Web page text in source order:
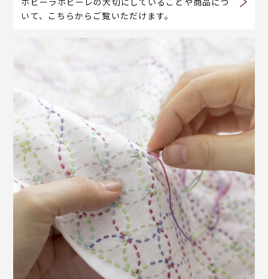
いて、こちらからご覧いただけます。